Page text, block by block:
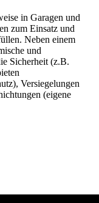
in Garagen und
zum Einsatz und
Neben einem
und
Sicherheit (z.B.
Versiegelungen
(eigene